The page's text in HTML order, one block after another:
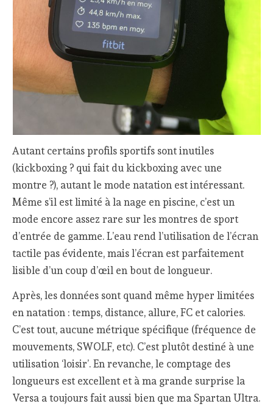
Autant certains profils sportifs sont inutiles
(kickboxing ? qui fait du kickboxing avec une
montre ?), autant le mode natation est intéressant.
Même s’il est limité à la nage en piscine, c’est un
mode encore assez rare sur les montres de sport
d’entrée de gamme. L’eau rend l’utilisation de l’écran
tactile pas évidente, mais l’écran est parfaitement
lisible d’un coup d’œil en bout de longueur.
Après, les données sont quand même hyper limitées
en natation : temps, distance, allure, FC et calories.
C’est tout, aucune métrique spécifique (fréquence de
mouvements, SWOLF, etc). C’est plutôt destiné à une
utilisation ‘loisir’. En revanche, le comptage des
longueurs est excellent et à ma grande surprise la
Versa a toujours fait aussi bien que ma Spartan Ultra.